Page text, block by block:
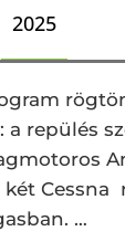
2025
repülés
Cessna
…